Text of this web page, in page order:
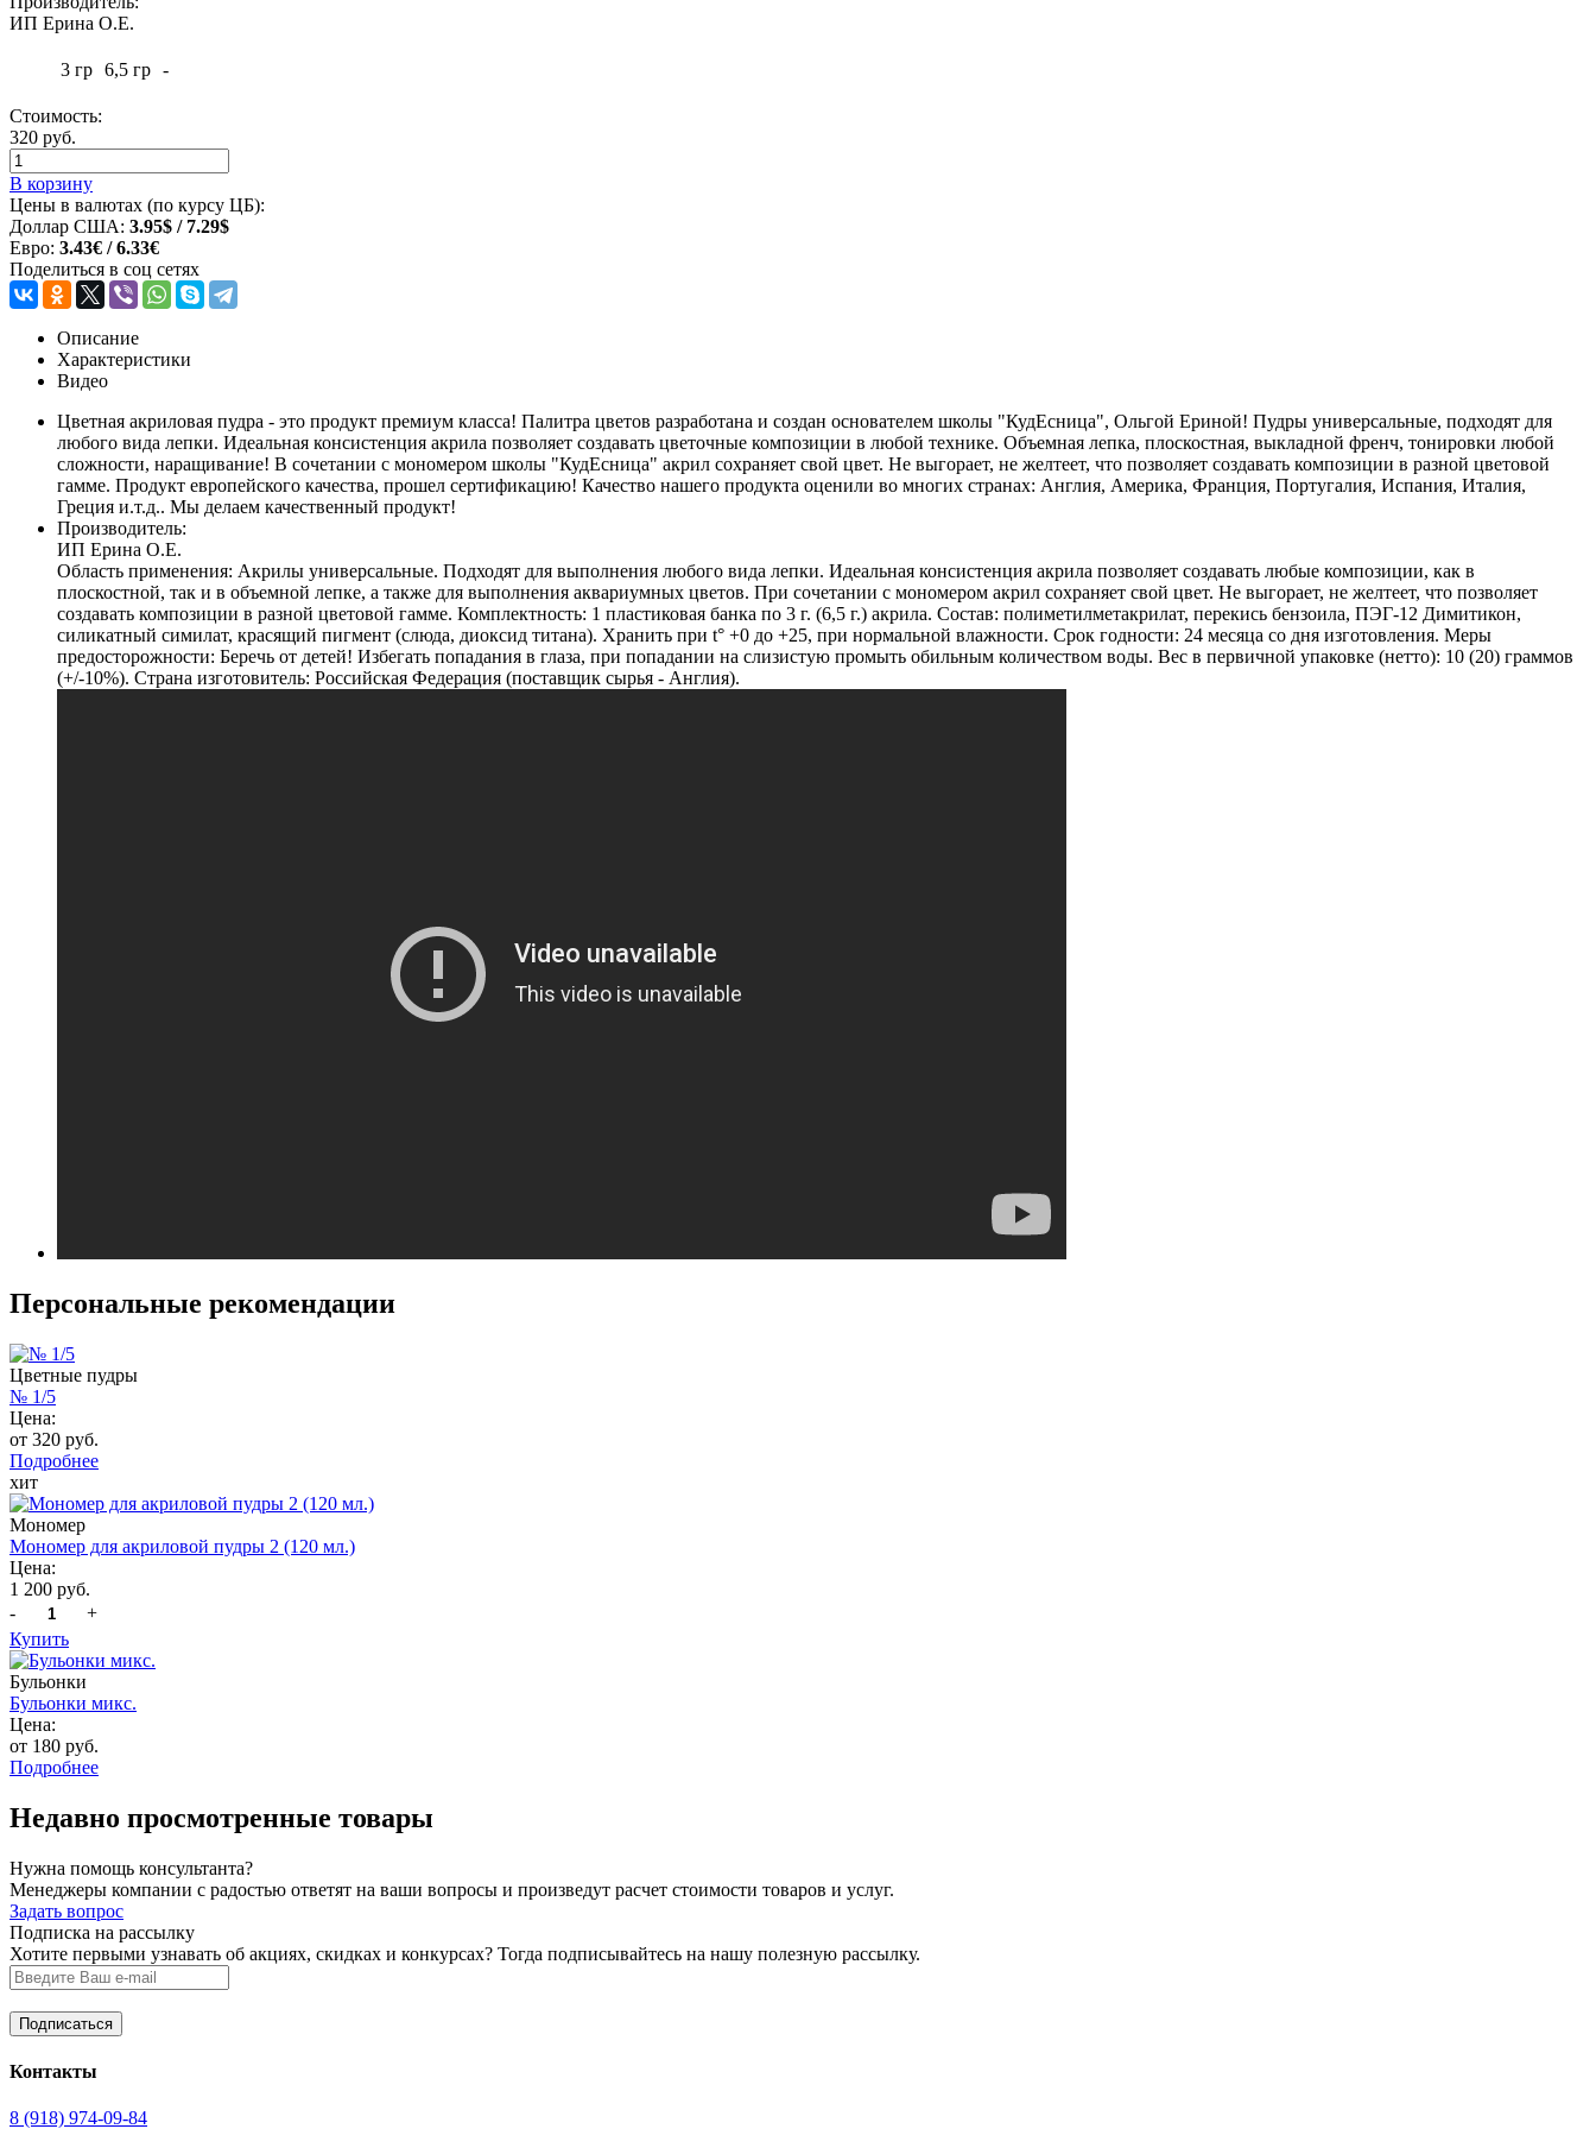
ИП Ерина О.Е.
3 гр 6,5 гр -
Стоимость:
320 руб.
В корзину
Цены в валютах (по курсу ЦБ):
Доллар США: 3.95$ / 7.29$
Евро: 3.43€ / 6.33€
Поделиться в соц сетях
Описание
Характеристики
Видео
Цветная акриловая пудра - это продукт премиум класса! Палитра цветов разработана и создан основателем школы "КудЕсница", Ольгой Ериной! Пудры универсальные, подходят для
любого вида лепки. Идеальная консистенция акрила позволяет создавать цветочные композиции в любой технике. Объемная лепка, плоскостная, выкладной френч, тонировки любой
сложности, наращивание! В сочетании с мономером школы "КудЕсница" акрил сохраняет свой цвет. Не выгорает, не желтеет, что позволяет создавать композиции в разной цветовой
гамме. Продукт европейского качества, прошел сертификацию! Качество нашего продукта оценили во многих странах: Англия, Америка, Франция, Португалия, Испания, Италия,
Греция и.т.д.. Мы делаем качественный продукт!
Производитель:
ИП Ерина О.Е.
Область применения: Акрилы универсальные. Подходят для выполнения любого вида лепки. Идеальная консистенция акрила позволяет создавать любые композиции, как в
плоскостной, так и в объемной лепке, а также для выполнения аквариумных цветов. При сочетании с мономером акрил сохраняет свой цвет. Не выгорает, не желтеет, что позволяет
создавать композиции в разной цветовой гамме. Комплектность: 1 пластиковая банка по 3 г. (6,5 г.) акрила. Состав: полиметилметакрилат, перекись бензоила, ПЭГ-12 Димитикон,
силикатный симилат, красящий пигмент (слюда, диоксид титана). Хранить при t° +0 до +25, при нормальной влажности. Срок годности: 24 месяца со дня изготовления. Меры
предосторожности: Беречь от детей! Избегать попадания в глаза, при попадании на слизистую промыть обильным количеством воды. Вес в первичной упаковке (нетто): 10 (20) граммов
(+/-10%). Страна изготовитель: Российская Федерация (поставщик сырья - Англия).
Персональные рекомендации
Цветные пудры
№ 1/5
Цена:
от 320 руб.
Подробнее
хит
Мономер
Мономер для акриловой пудры 2 (120 мл.)
Цена:
1 200 руб.
-
+
Купить
Бульонки
Бульонки микс.
Цена:
от 180 руб.
Подробнее
Недавно просмотренные товары
Нужна помощь консультанта?
Менеджеры компании с радостью ответят на ваши вопросы и произведут расчет стоимости товаров и услуг.
Задать вопрос
Подписка на рассылку
Хотите первыми узнавать об акциях, скидках и конкурсах? Тогда подписывайтесь на нашу полезную рассылку.
Контакты
8 (918) 974-09-84